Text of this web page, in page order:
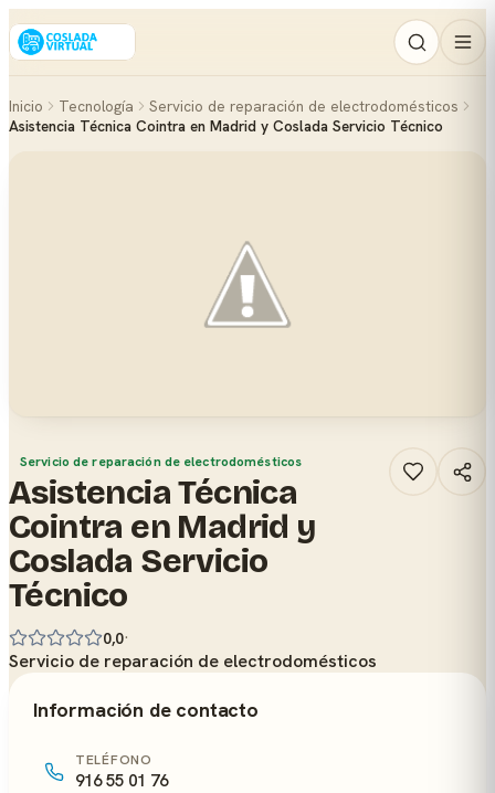
Inicio Tecnología
Servicio de reparación de electrodomésticos
Asistencia Técnica Cointra en Madrid y Coslada Servicio Técnico
Servicio de reparación de electrodomésticos
Asistencia Técnica
Cointra en Madrid y
Coslada Servicio
Técnico
0,0·
Servicio de reparación de electrodomésticos
Información de contacto
TELÉFONO
916 55 01 76